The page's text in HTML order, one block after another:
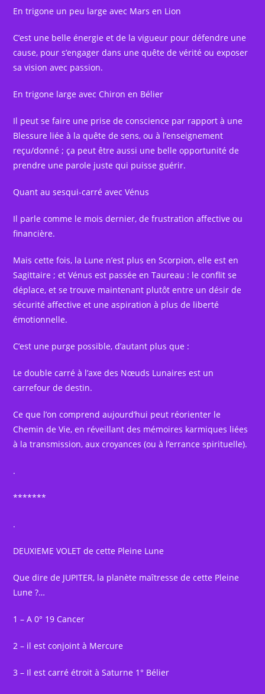
En trigone un peu large avec Mars en Lion
C’est une belle énergie et de la vigueur pour défendre une
cause, pour s’engager dans une quête de vérité ou exposer
sa vision avec passion.
En trigone large avec Chiron en Bélier
Il peut se faire une prise de conscience par rapport à une
Blessure liée à la quête de sens, ou à l’enseignement
reçu/donné ; ça peut être aussi une belle opportunité de
prendre une parole juste qui puisse guérir.
Quant au sesqui-carré avec Vénus
Il parle comme le mois dernier, de frustration affective ou
financière.
Mais cette fois, la Lune n’est plus en Scorpion, elle est en
Sagittaire ; et Vénus est passée en Taureau : le conflit se
déplace, et se trouve maintenant plutôt entre un désir de
sécurité affective et une aspiration à plus de liberté
émotionnelle.
C’est une purge possible, d’autant plus que :
Le double carré à l’axe des Nœuds Lunaires est un
carrefour de destin.
Ce que l’on comprend aujourd’hui peut réorienter le
Chemin de Vie, en réveillant des mémoires karmiques liées
à la transmission, aux croyances (ou à l’errance spirituelle).
.
*******
.
DEUXIEME VOLET de cette Pleine Lune
Que dire de JUPITER, la planète maîtresse de cette Pleine
Lune ?…
1 – A 0° 19 Cancer
2 – il est conjoint à Mercure
3 – Il est carré étroit à Saturne 1° Bélier